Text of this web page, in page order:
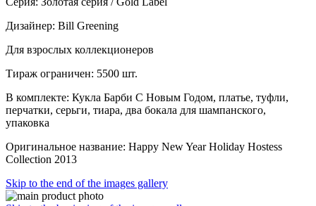
Дизайнер: Bill Greening
Для взрослых коллекционеров
Тираж ограничен: 5500 шт.
В комплекте: Кукла Барби С Новым Годом, платье, туфли,
перчатки, серьги, тиара, два бокала для шампанского,
упаковка
Оригинальное название: Happy New Year Holiday Hostess
Collection 2013
Skip to the end of the images gallery